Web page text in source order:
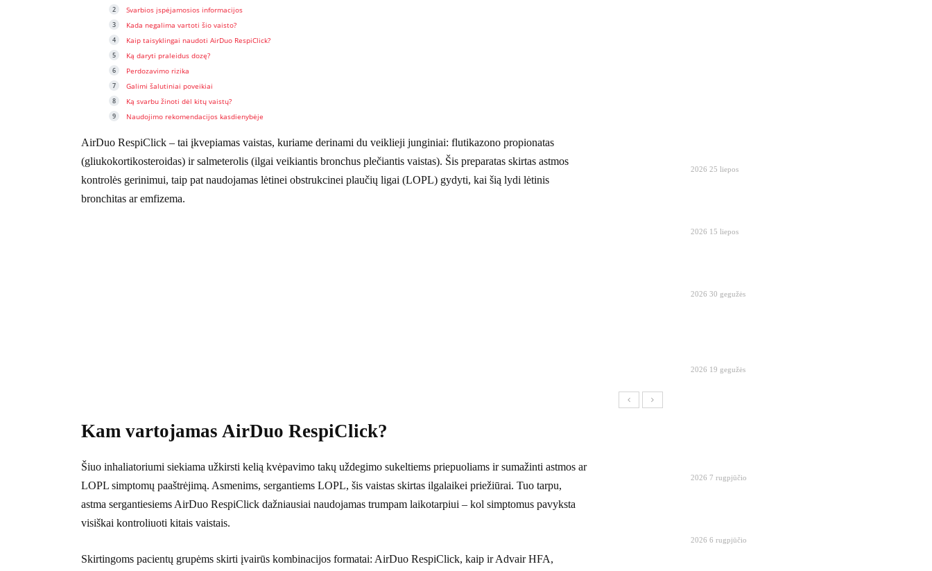
Svarbios įspėjamosios informacijos
Kada negalima vartoti šio vaisto?
Kaip taisyklingai naudoti AirDuo RespiClick?
Ką daryti praleidus dozę?
Perdozavimo rizika
Galimi šalutiniai poveikiai
Ką svarbu žinoti dėl kitų vaistų?
Naudojimo rekomendacijos kasdienybėje
AirDuo RespiClick – tai įkvepiamas vaistas, kuriame derinami du veiklieji junginiai: flutikazono propionatas
(gliukokortikosteroidas) ir salmeterolis (ilgai veikiantis bronchus plečiantis vaistas). Šis preparatas skirtas astmos
kontrolės gerinimui, taip pat naudojamas lėtinei obstrukcinei plaučių ligai (LOPL) gydyti, kai šią lydi lėtinis
bronchitas ar emfizema.
Kam vartojamas AirDuo RespiClick?
Šiuo inhaliatoriumi siekiama užkirsti kelią kvėpavimo takų uždegimo sukeltiems priepuoliams ir sumažinti astmos ar
LOPL simptomų paaštrėjimą. Asmenims, sergantiems LOPL, šis vaistas skirtas ilgalaikei priežiūrai. Tuo tarpu,
astma sergantiesiems AirDuo RespiClick dažniausiai naudojamas trumpam laikotarpiui – kol simptomus pavyksta
visiškai kontroliuoti kitais vaistais.
Skirtingoms pacientų grupėms skirti įvairūs kombinacijos formatai: AirDuo RespiClick, kaip ir Advair HFA,
2026 25 liepos
2026 15 liepos
2026 30 gegužės
2026 19 gegužės
2026 7 rugpjūčio
2026 6 rugpjūčio